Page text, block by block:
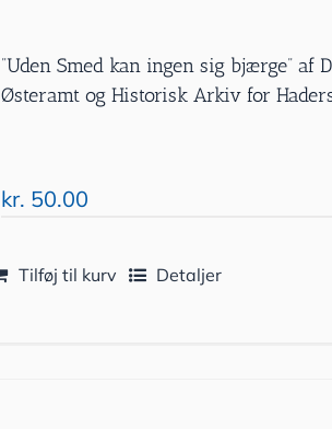
”Uden Smed kan ingen sig bjærge” af
Østeramt og Historisk Arkiv for
kr. 50.00
Tilføj til kurv Detaljer